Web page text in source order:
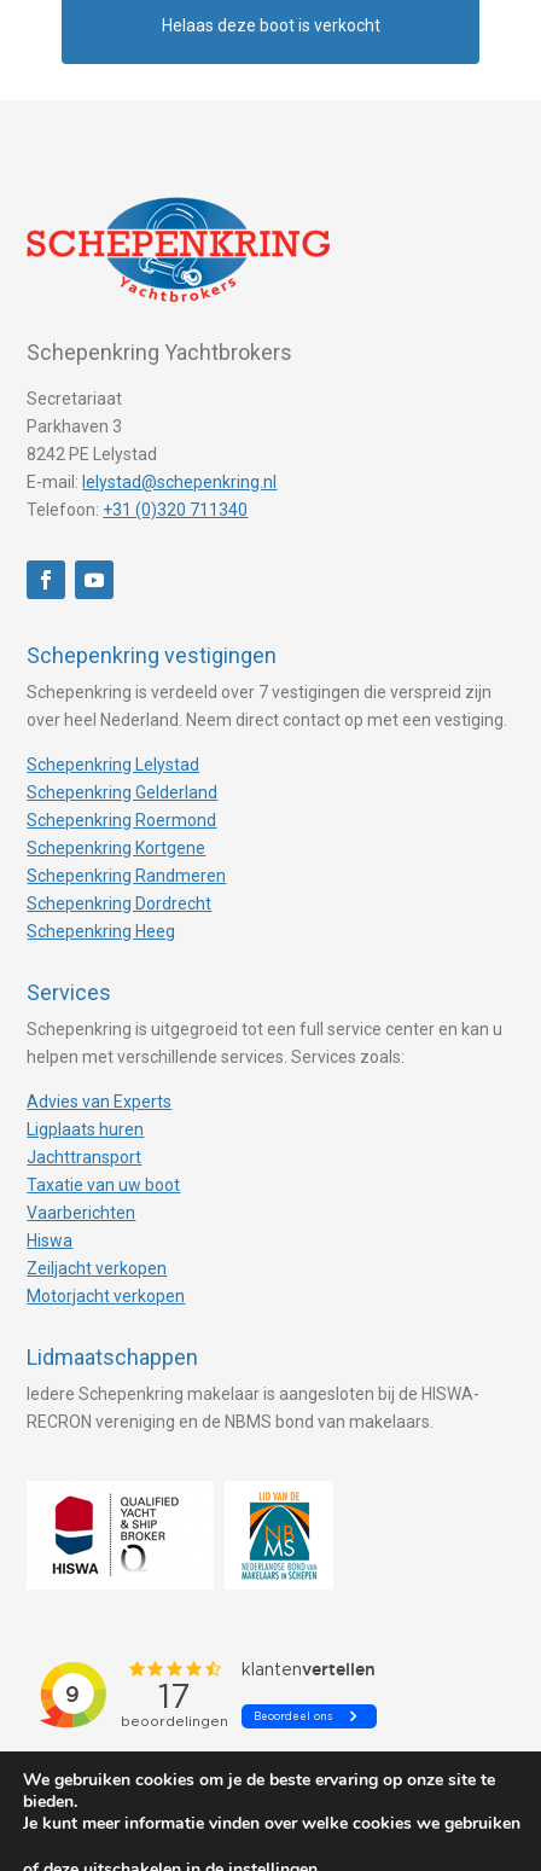
Helaas deze boot is verkocht
Schepenkring Yachtbrokers
Secretariaat
Parkhaven 3
8242 PE Lelystad
E-mail: lelystad@schepenkring.nl
Telefoon: +31 (0)320 711340
Schepenkring vestigingen
Schepenkring is verdeeld over 7 vestigingen die verspreid zijn
over heel Nederland. Neem direct contact op met een vestiging.
Schepenkring Lelystad
Schepenkring Gelderland
Schepenkring Roermond
Schepenkring Kortgene
Schepenkring Randmeren
Schepenkring Dordrecht
Schepenkring Heeg
Services
Schepenkring is uitgegroeid tot een full service center en kan u
helpen met verschillende services. Services zoals:
Advies van Experts
Ligplaats huren
Jachttransport
Taxatie van uw boot
Vaarberichten
Hiswa
Zeiljacht verkopen
Motorjacht verkopen
Lidmaatschappen
Iedere Schepenkring makelaar is aangesloten bij de HISWA-
RECRON vereniging en de NBMS bond van makelaars.
We gebruiken cookies om je de beste ervaring op onze site te
bieden.
Je kunt meer informatie vinden over welke cookies we gebruiken